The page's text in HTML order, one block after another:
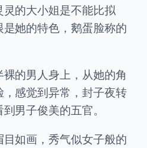
的大小姐是不能比拟
她的特色，鹅蛋脸称的
的男人身上，从她的角
感觉到异常，封子夜转
男子俊美的五官。
如画，秀气似女子般的